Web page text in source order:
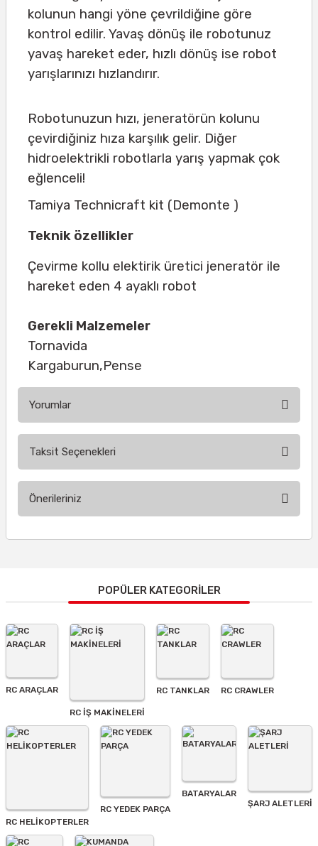
kolunun hangi yöne çevrildiğine göre
kontrol edilir. Yavaş dönüş ile robotunuz
yavaş hareket eder, hızlı dönüş ise robot
yarışlarınızı hızlandırır.
Robotunuzun hızı, jeneratörün kolunu
çevirdiğiniz hıza karşılık gelir. Diğer
hidroelektrikli robotlarla yarış yapmak çok
eğlenceli!
Tamiya Technicraft kit (Demonte )
Teknik özellikler
Çevirme kollu elektirik üretici jeneratör ile
hareket eden 4 ayaklı robot
Gerekli Malzemeler
Tornavida
Kargaburun,Pense
Yorumlar
Taksit Seçenekleri
Önerileriniz
Görüş ve önerileriniz için teşekkür ederiz.
Ürün resmi kalitesiz, bozuk veya görüntülenemiyor.
Ürün açıklamasında eksik bilgiler bulunuyor.
Ürün fiyatı diğer sitelerden daha pahalı.
Bu ürüne benzer farklı alternatifler olmalı.
Gönder
POPÜLER KATEGORİLER
RC ARAÇLAR
RC İŞ MAKİNELERİ
RC TANKLAR RC CRAWLER
RC HELİKOPTERLER
RC YEDEK PARÇA
BATARYALAR
ŞARJ ALETLERI